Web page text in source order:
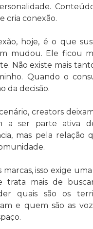
cria conexão.
hoje, é o que
mudou. Ele ficou
Não existe mais
Quando o
da decisão.
creators
a ser parte ativa
mas pela relação
marcas, isso exige
trata mais de
quais são os
e quem são as